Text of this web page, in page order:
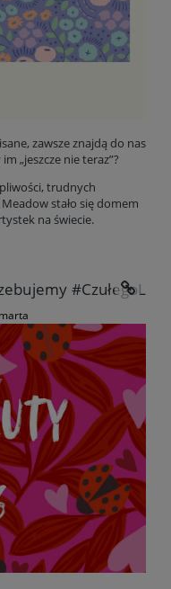
zawsze znajdą do nas
„jeszcze nie teraz”?
trudnych
stało się domem
na świecie.
marta